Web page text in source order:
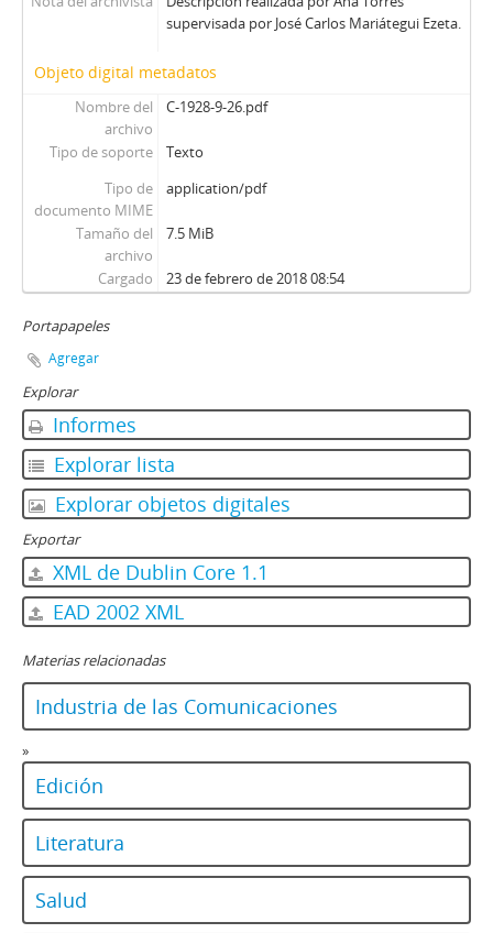
supervisada por José Carlos Mariátegui Ezeta.
Objeto digital metadatos
Nombre del
archivo
C-1928-9-26.pdf
Tipo de soporte
Texto
Tipo de
documento MIME
application/pdf
Tamaño del
archivo
7.5 MiB
Cargado 23 de febrero de 2018 08:54
Portapapeles
Agregar
Explorar
Informes
Explorar lista
Explorar objetos digitales
Exportar
XML de Dublin Core 1.1
EAD 2002 XML
Materias relacionadas
Industria de las Comunicaciones
»
Edición
Literatura
Salud